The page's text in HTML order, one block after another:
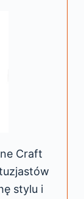
Craft
stylu i